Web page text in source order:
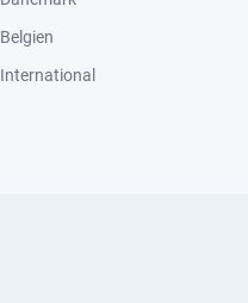
Belgien
International